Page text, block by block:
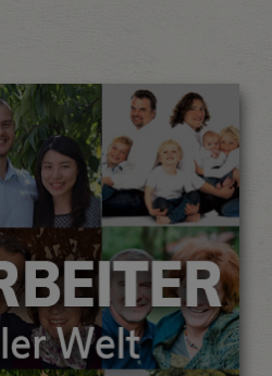
die unsere Projekte
Ort betreuen…
LESEN…